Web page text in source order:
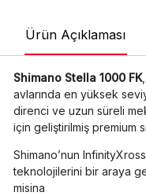
Ürün Açıklaması
Shimano Stella 1000 FK
avlarında en yüksek
direnci ve uzun süreli
için geliştirilmiş premium
Shimano’nun
teknolojilerini bir araya
misina